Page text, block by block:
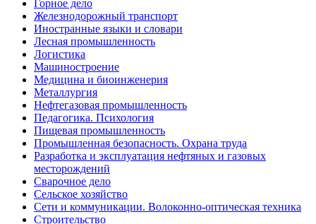
Горное дело
Железнодорожный транспорт
Иностранные языки и словари
Лесная промышленность
Логистика
Машиностроение
Медицина и биоинженерия
Металлургия
Нефтегазовая промышленность
Педагогика. Психология
Пищевая промышленность
Промышленная безопасность. Охрана труда
Разработка и эксплуатация нефтяных и газовых
месторождений
Сварочное дело
Сельское хозяйство
Сети и коммуникации. Волоконно-оптическая техника
Строительство